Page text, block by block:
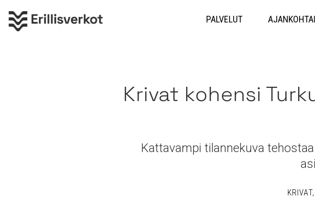
PALVELUT
Krivat kohensi
Kattavampi tilannekuva
KRIVAT